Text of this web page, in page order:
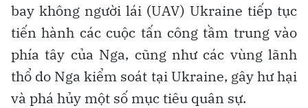
bay không người lái (UAV) Ukraine tiếp tục
tiến hành các cuộc tấn công tầm trung vào
phía tây của Nga, cũng như các vùng lãnh
thổ do Nga kiểm soát tại Ukraine, gây hư hại
và phá hủy một số mục tiêu quân sự.